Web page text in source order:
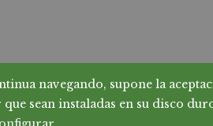
navegando, supone la
sean instaladas en su disco